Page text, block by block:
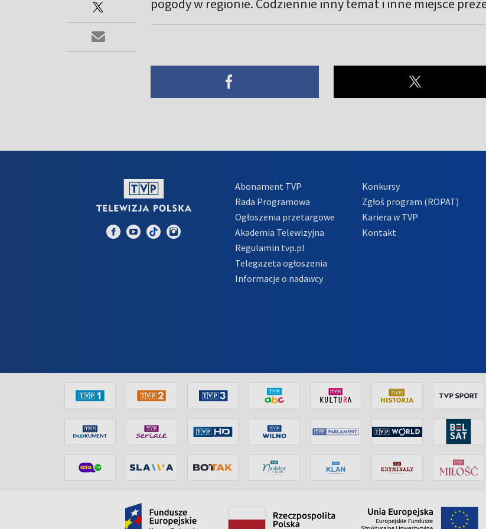
pogody w regionie. Codziennie inny temat i inne miejsce
Abonament TVP
Rada Programowa
Ogłoszenia przetargowe
Akademia Telewizyjna
Regulamin tvp.pl
Telegazeta ogłoszenia
Informacje o nadawcy
Konkursy
Zgłoś program (ROPAT)
Kariera w TVP
Kontakt